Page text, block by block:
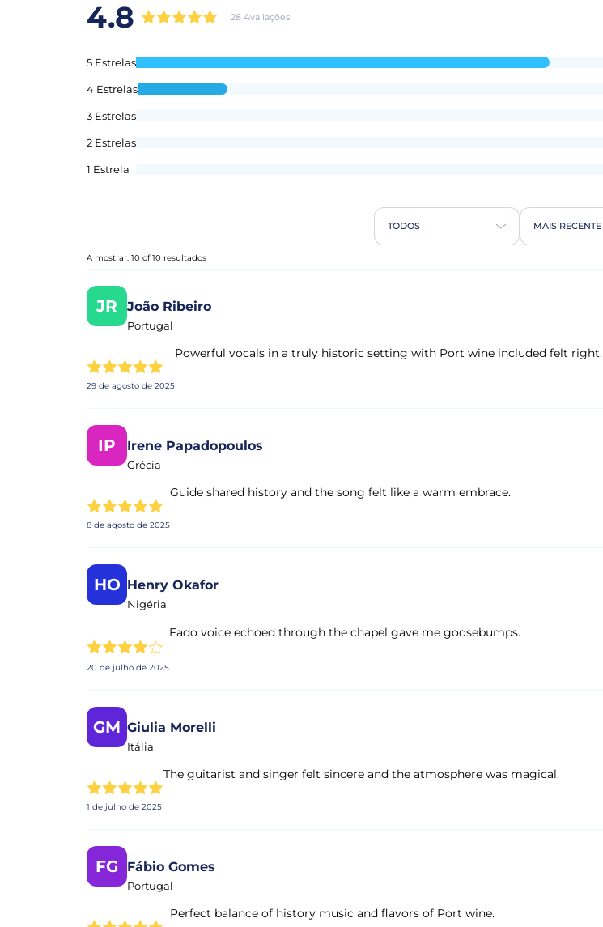
4.8 28 Avaliações
5 Estrelas
4 Estrelas
3 Estrelas
2 Estrelas
1 Estrela
TODOS MAIS RECENTE
A mostrar: 10 of 10 resultados
JR João Ribeiro
Portugal
29 de agosto de 2025
Powerful vocals in a truly historic setting with Port wine included felt right.
IP Irene Papadopoulos
Grécia
8 de agosto de 2025
Guide shared history and the song felt like a warm embrace.
HO Henry Okafor
Nigéria
20 de julho de 2025
Fado voice echoed through the chapel gave me goosebumps.
GM Giulia Morelli
Itália
1 de julho de 2025
The guitarist and singer felt sincere and the atmosphere was magical.
FG Fábio Gomes
Portugal
Perfect balance of history music and flavors of Port wine.